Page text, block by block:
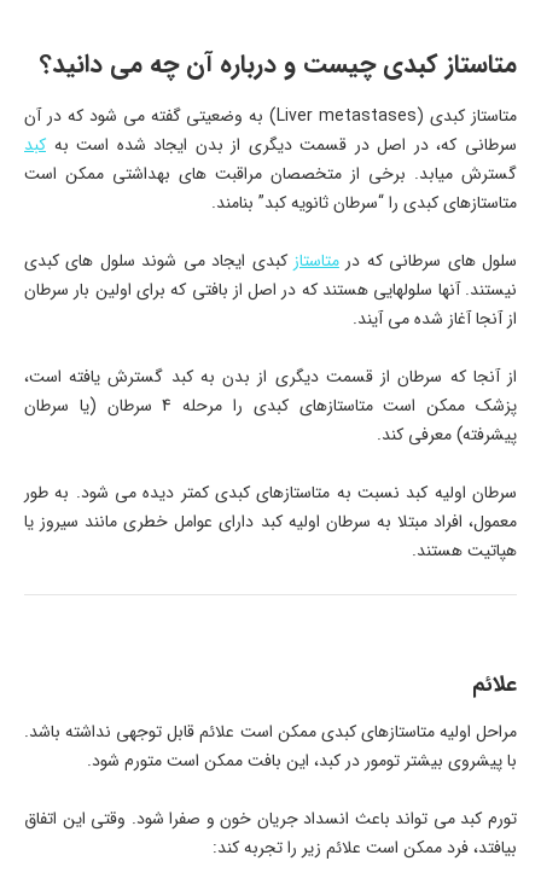
متاستاز کبدی چیست و درباره آن چه می دانید؟
متاستاز کبدی (Liver metastases) به وضعیتی گفته می شود که در آن
سرطانی که، در اصل در قسمت دیگری از بدن ایجاد شده است به کبد
گسترش میابد. برخی از متخصصان مراقبت های بهداشتی ممکن است
متاستازهای کبدی را “سرطان ثانویه کبد” بنامند.
سلول های سرطانی که درمتاستاز کبدی ایجاد می شوند سلول های کبدی
نیستند. آنها سلولهایی هستند که در اصل از بافتی که برای اولین بار سرطان
از آنجا آغاز شده می آیند.
از آنجا که سرطان از قسمت دیگری از بدن به کبد گسترش یافته است،
پزشک ممکن است متاستازهای کبدی را مرحله 4 سرطان (یا سرطان
پیشرفته) معرفی کند.
سرطان اولیه کبد نسبت به متاستازهای کبدی کمتر دیده می شود. به طور
معمول، افراد مبتلا به سرطان اولیه کبد دارای عوامل خطری مانند سیروز یا
هپاتیت هستند.
علائم
مراحل اولیه متاستازهای کبدی ممکن است علائم قابل توجهی نداشته باشد.
با پیشروی بیشتر تومور در کبد، این بافت ممکن است متورم شود.
تورم کبد می تواند باعث انسداد جریان خون و صفرا شود. وقتی این اتفاق
بیافتد، فرد ممکن است علائم زیر را تجربه کند: